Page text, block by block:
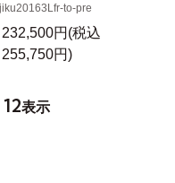
to-pre
232,500円(税込
255,750円)
表示